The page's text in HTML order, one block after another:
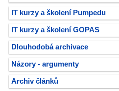
IT kurzy a školení Pumpedu
IT kurzy a školení GOPAS
Dlouhodobá archivace
Názory - argumenty
Archiv článků